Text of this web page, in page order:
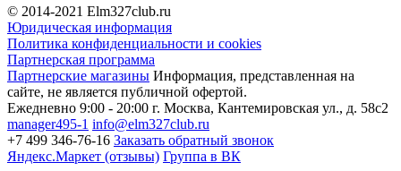
© 2014-2021 Elm327club.ru
Юридическая информация
Политика конфиденциальности и cookies
Партнерская программа
Партнерские магазины Информация, представленная на
сайте, не является публичной офертой.
Ежедневно 9:00 - 20:00 г. Москва, Кантемировская ул., д. 58с2
manager495-1 info@elm327club.ru
+7 499 346-76-16 Заказать обратный звонок
Яндекс.Маркет (отзывы) Группа в ВК